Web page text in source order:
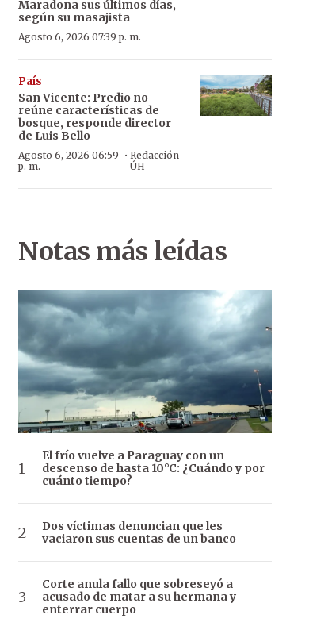
Maradona sus últimos días,
según su masajista
Agosto 6, 2026 07:39 p. m.
País
San Vicente: Predio no
reúne características de
bosque, responde director
de Luis Bello
Agosto 6, 2026 06:59
p. m.
· Redacción
ÚH
Notas más leídas
El frío vuelve a Paraguay con un
descenso de hasta 10°C: ¿Cuándo y por
cuánto tiempo?
Dos víctimas denuncian que les
vaciaron sus cuentas de un banco
Corte anula fallo que sobreseyó a
acusado de matar a su hermana y
enterrar cuerpo